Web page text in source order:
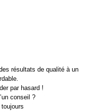
résultats de qualité à un
par hasard !
conseil ?